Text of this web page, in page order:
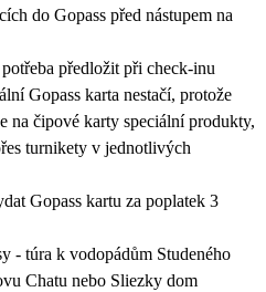
do Gopass před nástupem na
předložit při check-inu
Gopass karta nestačí, protože
na čipové karty speciální produkty,
turnikety v jednotlivých
Gopass kartu za poplatek 3
- túra k vodopádům Studeného
Chatu nebo Sliezky dom